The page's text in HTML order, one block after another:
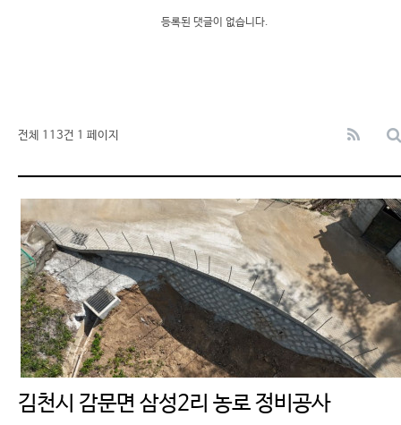
등록된 댓글이 없습니다.
전체 113건 1 페이지
김천시 감문면 삼성2리 농로 정비공사